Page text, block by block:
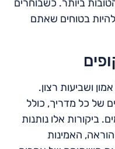
ביותר. כשבוחרים
בטוחים שאתם
ושביעות רצון.
של כל מדריך, כולל
ביקורות אלו נותנות
האמינות